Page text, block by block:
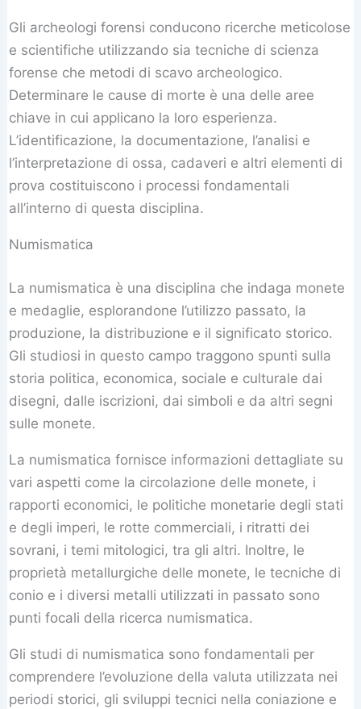
Gli archeologi forensi conducono ricerche meticolose
e scientifiche utilizzando sia tecniche di scienza
forense che metodi di scavo archeologico.
Determinare le cause di morte è una delle aree
chiave in cui applicano la loro esperienza.
L’identificazione, la documentazione, l’analisi e
l’interpretazione di ossa, cadaveri e altri elementi di
prova costituiscono i processi fondamentali
all’interno di questa disciplina.
Numismatica
La numismatica è una disciplina che indaga monete
e medaglie, esplorandone l’utilizzo passato, la
produzione, la distribuzione e il significato storico.
Gli studiosi in questo campo traggono spunti sulla
storia politica, economica, sociale e culturale dai
disegni, dalle iscrizioni, dai simboli e da altri segni
sulle monete.
La numismatica fornisce informazioni dettagliate su
vari aspetti come la circolazione delle monete, i
rapporti economici, le politiche monetarie degli stati
e degli imperi, le rotte commerciali, i ritratti dei
sovrani, i temi mitologici, tra gli altri. Inoltre, le
proprietà metallurgiche delle monete, le tecniche di
conio e i diversi metalli utilizzati in passato sono
punti focali della ricerca numismatica.
Gli studi di numismatica sono fondamentali per
comprendere l’evoluzione della valuta utilizzata nei
periodi storici, gli sviluppi tecnici nella coniazione e